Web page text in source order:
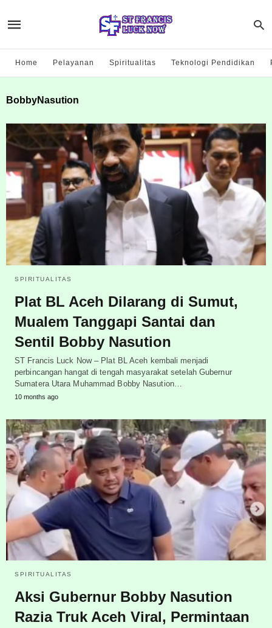
Home Pelayanan Spiritualitas Teknologi Pendidikan
BobbyNasution
SPIRITUALITAS
Plat BL Aceh Dilarang di Sumut,
Mualem Tanggapi Santai dan
Sentil Bobby Nasution
ST Francis Luck Now – Plat BL Aceh kembali menjadi
perbincangan hangat di tengah masyarakat setelah Gubernur
Sumatera Utara Muhammad Bobby Nasution…
10 months ago
SPIRITUALITAS
Aksi Gubernur Bobby Nasution
Razia Truk Aceh Viral, Permintaan